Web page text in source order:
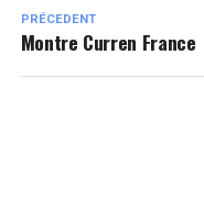
PRÉCEDENT
Montre Curren France